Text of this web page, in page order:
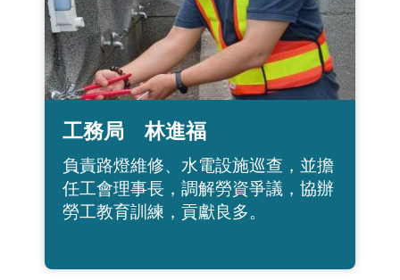
工務局 林進福
負責路燈維修、水電設施巡查，並擔
任工會理事長，調解勞資爭議，協辦
勞工教育訓練，貢獻良多。